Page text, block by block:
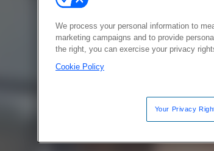
We process your personal information to
marketing campaigns and to provide
the right, you can exercise your privacy
Cookie Policy
Your Privacy